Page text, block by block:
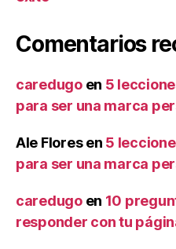
Comentarios
caredugoen 5
para ser una marca
Ale Floresen 5
para ser una marca
caredugoen 10
responder con tu